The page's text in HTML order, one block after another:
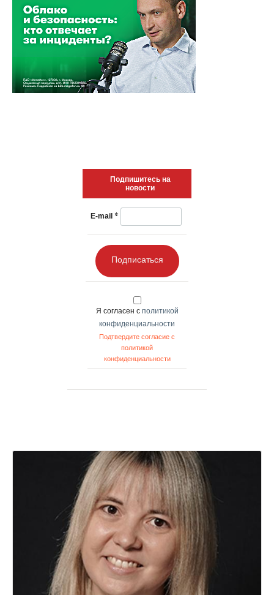
Подпишитесь на
новости
E-mail *
Подписаться
Я согласен с политикой
конфиденциальности
Подтвердите согласие с
политикой
конфиденциальности